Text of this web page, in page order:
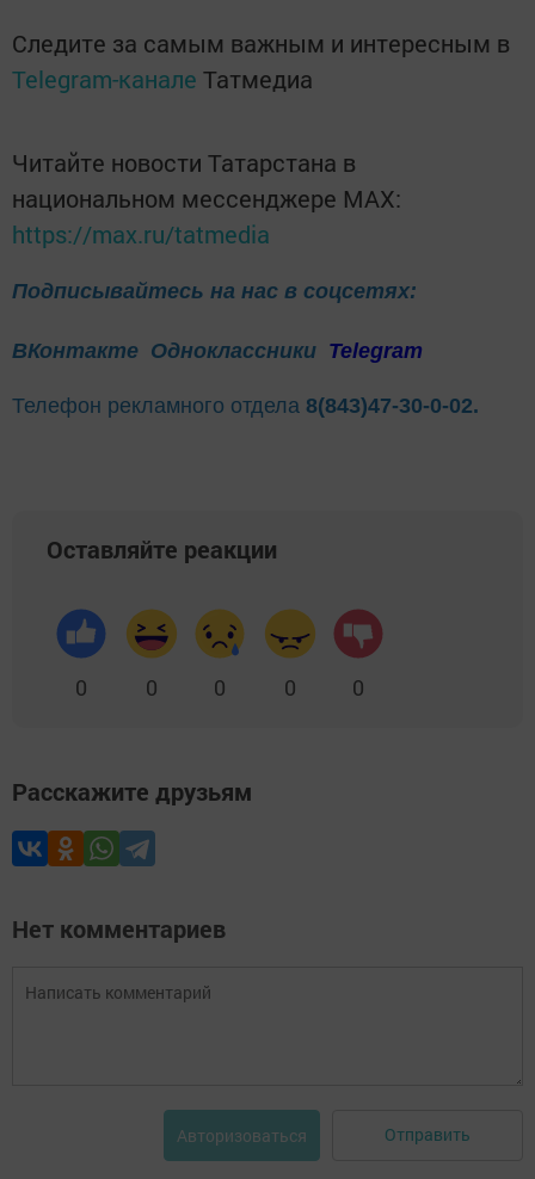
Следите за самым важным и интересным в
Telegram-канале Татмедиа
Читайте новости Татарстана в
национальном мессенджере MАХ:
https://max.ru/tatmedia
Подписывайтесь на нас в соцсетях:
ВКонтакте Одноклассники Telegram
Телефон рекламного отдела 8(843)47-30-0-02.
Оставляйте реакции
0 0 0 0 0
Расскажите друзьям
Нет комментариев
Авторизоваться Отправить